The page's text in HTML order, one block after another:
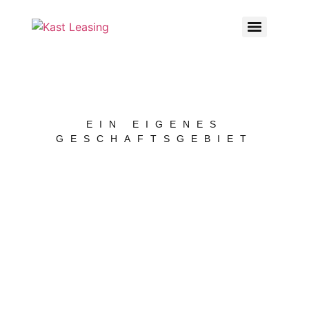
EIN EIGENES
GESCHAFTSGEBIET